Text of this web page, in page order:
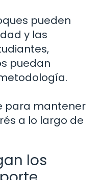
pueden
y las
puedan
para mantener
a lo largo de
los